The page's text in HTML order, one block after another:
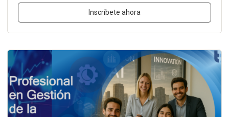
Inscríbete ahora